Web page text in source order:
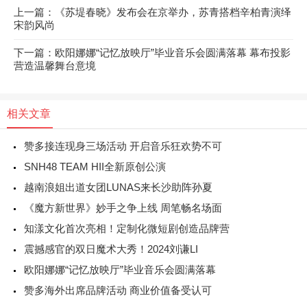
上一篇：《苏堤春晓》发布会在京举办，苏青搭档辛柏青演绎
宋韵风尚
下一篇：欧阳娜娜“记忆放映厅”毕业音乐会圆满落幕 幕布投影
营造温馨舞台意境
相关文章
赞多接连现身三场活动 开启音乐狂欢势不可
SNH48 TEAM HII全新原创公演
越南浪姐出道女团LUNAS来长沙助阵孙夏
《魔方新世界》妙手之争上线 周笔畅名场面
知漾文化首次亮相！定制化微短剧创造品牌营
震撼感官的双日魔术大秀！2024刘谦LI
欧阳娜娜“记忆放映厅”毕业音乐会圆满落幕
赞多海外出席品牌活动 商业价值备受认可